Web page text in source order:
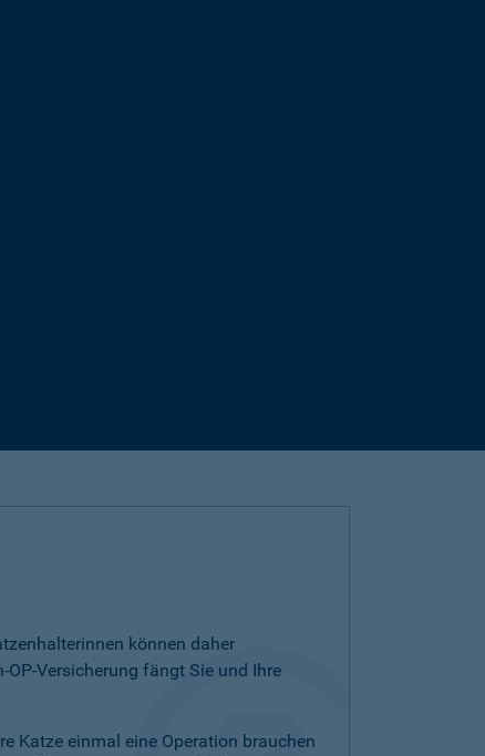
können daher
Versicherung fängt Sie und Ihre
Katze einmal eine Operation brauchen